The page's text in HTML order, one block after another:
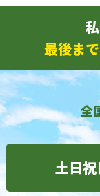
最後ま
全
土日